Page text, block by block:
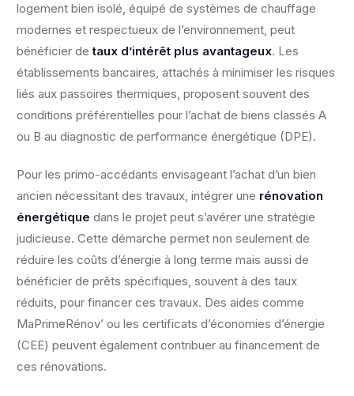
logement bien isolé, équipé de systèmes de chauffage
modernes et respectueux de l’environnement, peut
bénéficier detaux d’intérêt plus avantageux. Les
établissements bancaires, attachés à minimiser les risques
liés aux passoires thermiques, proposent souvent des
conditions préférentielles pour l’achat de biens classés A
ou B au diagnostic de performance énergétique (DPE).
Pour les primo-accédants envisageant l’achat d’un bien
ancien nécessitant des travaux, intégrer une rénovation
énergétique dans le projet peut s’avérer une stratégie
judicieuse. Cette démarche permet non seulement de
réduire les coûts d’énergie à long terme mais aussi de
bénéficier de prêts spécifiques, souvent à des taux
réduits, pour financer ces travaux. Des aides comme
MaPrimeRénov’ ou les certificats d’économies d’énergie
(CEE) peuvent également contribuer au financement de
ces rénovations.